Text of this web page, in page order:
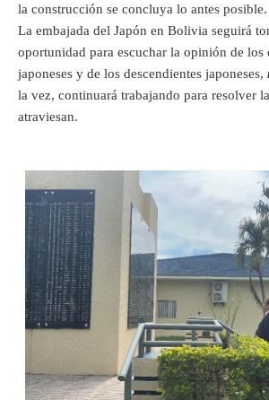
la construcción se concluya lo antes posible.
La embajada del Japón en Bolivia seguirá
oportunidad para escuchar la opinión de los
japoneses y de los descendientes japoneses,
la vez, continuará trabajando para resolver
atraviesan.